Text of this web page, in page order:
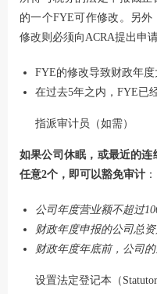
的一个FYE可作修改。另
修改则必须向ACRA提出申请
FYE的修改导致财政年度
在过去5年之内，FYE已
指派审计员（如需）
如果公司休眠，或最近的
任意2个，即可以豁免审计 ：
公司年度营业额不超过
财政年度申报的公司总
财政年度年底前，公司的
设置法定登记本（